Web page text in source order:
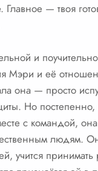
— твоя
и
Мэри и её
она — просто
Но
с командой, она
людям.
учится